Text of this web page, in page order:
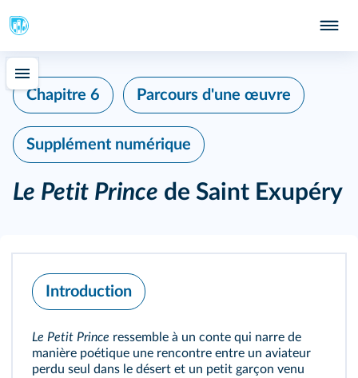
Chapitre 6 Parcours d'une œuvre
Supplément numérique
Le Petit Prince de Saint Exupéry
Introduction
Le Petit Prince ressemble à un conte qui narre de
manière poétique une rencontre entre un aviateur
perdu seul dans le désert et un petit garçon venu